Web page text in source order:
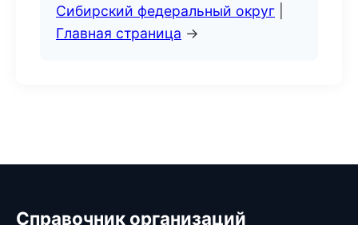
Сибирский федеральный округ
Главная страница →
Справочник организаций